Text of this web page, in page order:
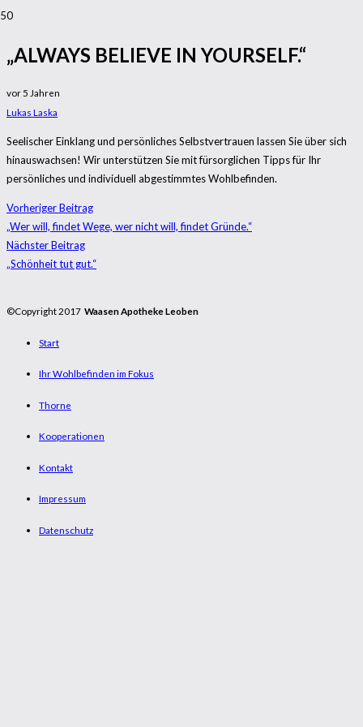
„ALWAYS BELIEVE IN YOURSELF.“
vor 5 Jahren
Lukas Laska
Seelischer Einklang und persönliches Selbstvertrauen lassen Sie über sich
hinauswachsen! Wir unterstützen Sie mit fürsorglichen Tipps für Ihr
persönliches und individuell abgestimmtes Wohlbefinden.
Vorheriger Beitrag
„Wer will, findet Wege, wer nicht will, findet Gründe.“
Nächster Beitrag
„Schönheit tut gut.“
©Copyright 2017 Waasen Apotheke Leoben
Start
Ihr Wohlbefinden im Fokus
Thorne
Kooperationen
Kontakt
Impressum
Datenschutz